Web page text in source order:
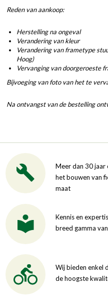
Reden van aankoop:
Herstelling na ongeval
Verandering van kleur
Verandering van frametype
Hoog)
Vervanging van doorgeroeste
Bijvoeging van foto van het te
Na ontvangst van de bestelling
Meer dan 30 jaar
het bouwen van
maat
Kennis en
breed gamma
Wij bieden enkel
de hoogste